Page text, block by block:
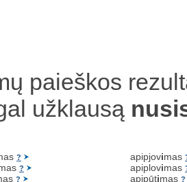
paieškos
užklausą
?
?
?
apipjovimas
apiplovimas
apipūtimas ?